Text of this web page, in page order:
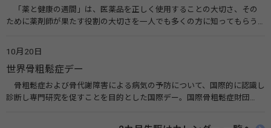
「薬と健康の週間」は、医薬品を正しく使用することの大切さ、その
ために薬剤師が果たす役割の大切さを一人でも多くの方に知ってもらう
伝えたい！薬との付き合い方」（保健指導リソースガイド）
10月20日
世界骨粗鬆症デー
骨粗鬆症および骨代謝障害による病気の予防について、国際的に認識し
診断し専門研究を促すことを目的とした国際デー。国際骨粗鬆症財団